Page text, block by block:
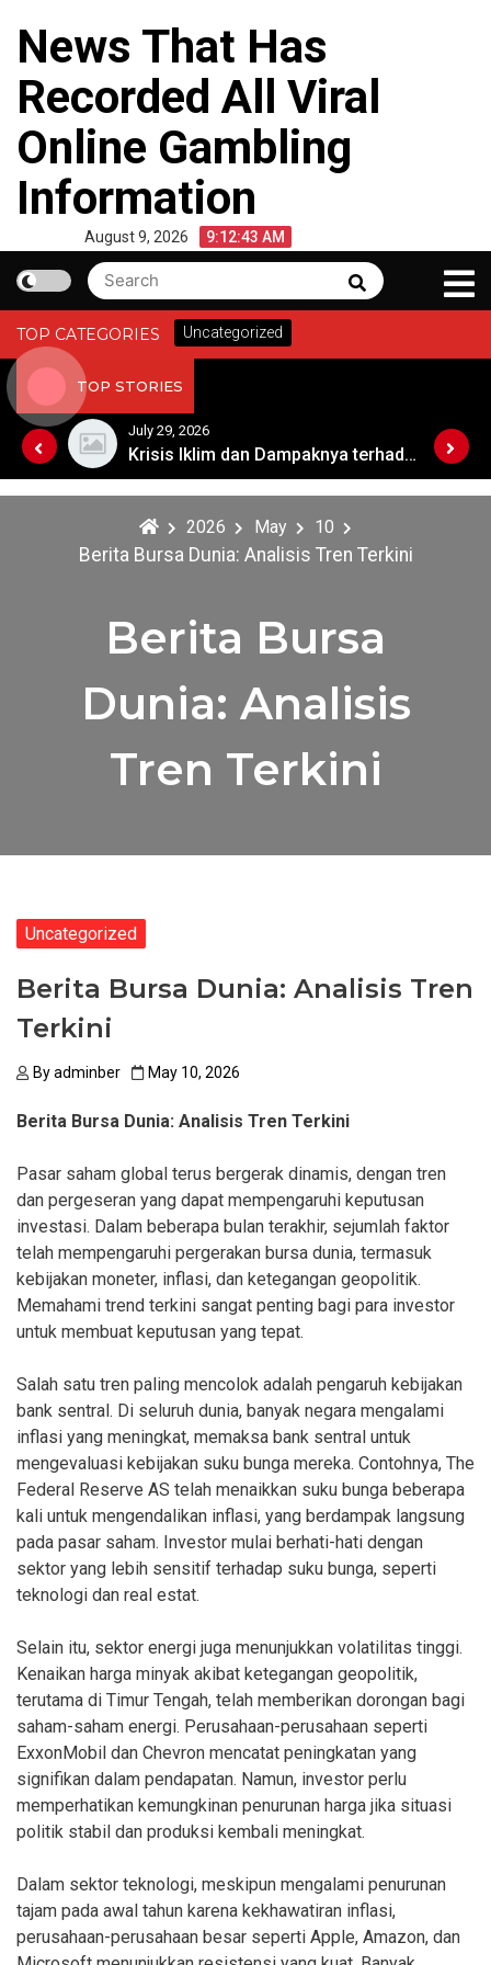
content
News That Has
Recorded All Viral
Online Gambling
Information
August 9, 2026 9:12:43 AM
Search
for:
Search
TOP CATEGORIES Uncategorized
TOP STORIES
Kebangkitan Pariwisata Australia Setelah Pandemi
July 29, 2026
Krisis Iklim dan Dampaknya terhadap Keberlangsungan Hidup di Afrika
2026 May 10
Berita Bursa Dunia: Analisis Tren Terkini
Berita Bursa
Dunia: Analisis
Tren Terkini
Uncategorized
Berita Bursa Dunia: Analisis Tren
Terkini
Byadminber May 10, 2026
Berita Bursa Dunia: Analisis Tren Terkini
Pasar saham global terus bergerak dinamis, dengan tren
dan pergeseran yang dapat mempengaruhi keputusan
investasi. Dalam beberapa bulan terakhir, sejumlah faktor
telah mempengaruhi pergerakan bursa dunia, termasuk
kebijakan moneter, inflasi, dan ketegangan geopolitik.
Memahami trend terkini sangat penting bagi para investor
untuk membuat keputusan yang tepat.
Salah satu tren paling mencolok adalah pengaruh kebijakan
bank sentral. Di seluruh dunia, banyak negara mengalami
inflasi yang meningkat, memaksa bank sentral untuk
mengevaluasi kebijakan suku bunga mereka. Contohnya, The
Federal Reserve AS telah menaikkan suku bunga beberapa
kali untuk mengendalikan inflasi, yang berdampak langsung
pada pasar saham. Investor mulai berhati-hati dengan
sektor yang lebih sensitif terhadap suku bunga, seperti
teknologi dan real estat.
Selain itu, sektor energi juga menunjukkan volatilitas tinggi.
Kenaikan harga minyak akibat ketegangan geopolitik,
terutama di Timur Tengah, telah memberikan dorongan bagi
saham-saham energi. Perusahaan-perusahaan seperti
ExxonMobil dan Chevron mencatat peningkatan yang
signifikan dalam pendapatan. Namun, investor perlu
memperhatikan kemungkinan penurunan harga jika situasi
politik stabil dan produksi kembali meningkat.
Dalam sektor teknologi, meskipun mengalami penurunan
tajam pada awal tahun karena kekhawatiran inflasi,
perusahaan-perusahaan besar seperti Apple, Amazon, dan